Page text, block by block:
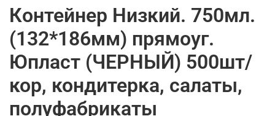
Контейнер Низкий. 750мл.
(132*186мм) прямоуг.
Юпласт (ЧЕРНЫЙ) 500шт/
кор, кондитерка, салаты,
полуфабрикаты